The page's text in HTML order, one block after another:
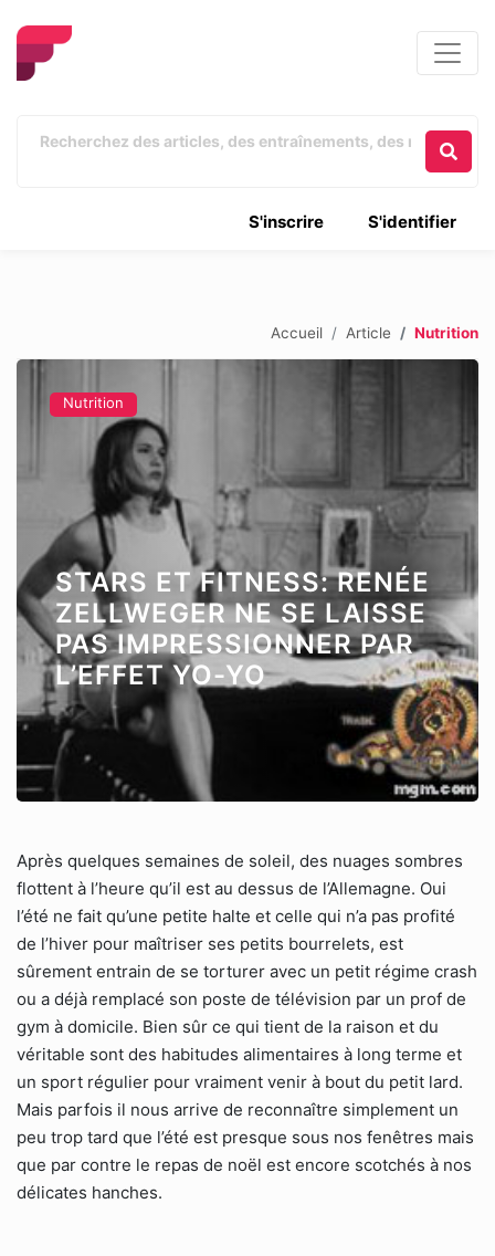
S'identifier
S'inscrire
Accueil Article Nutrition
Nutrition
STARS ET FITNESS: RENÉE
ZELLWEGER NE SE LAISSE
PAS IMPRESSIONNER PAR
L’EFFET YO-YO
Après quelques semaines de soleil, des nuages sombres
flottent à l’heure qu’il est au dessus de l’Allemagne. Oui
l’été ne fait qu’une petite halte et celle qui n’a pas profité
de l’hiver pour maîtriser ses petits bourrelets, est
sûrement entrain de se torturer avec un petit régime crash
ou a déjà remplacé son poste de télévision par un prof de
gym à domicile. Bien sûr ce qui tient de la raison et du
véritable sont des habitudes alimentaires à long terme et
un sport régulier pour vraiment venir à bout du petit lard.
Mais parfois il nous arrive de reconnaître simplement un
peu trop tard que l’été est presque sous nos fenêtres mais
que par contre le repas de noël est encore scotchés à nos
délicates hanches.